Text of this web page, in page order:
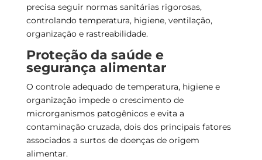
precisa seguir normas sanitárias rigorosas,
controlando temperatura, higiene, ventilação,
organização e rastreabilidade.
Proteção da saúde e
segurança alimentar
O controle adequado de temperatura, higiene e
organização impede o crescimento de
microrganismos patogênicos e evita a
contaminação cruzada, dois dos principais fatores
associados a surtos de doenças de origem
alimentar.